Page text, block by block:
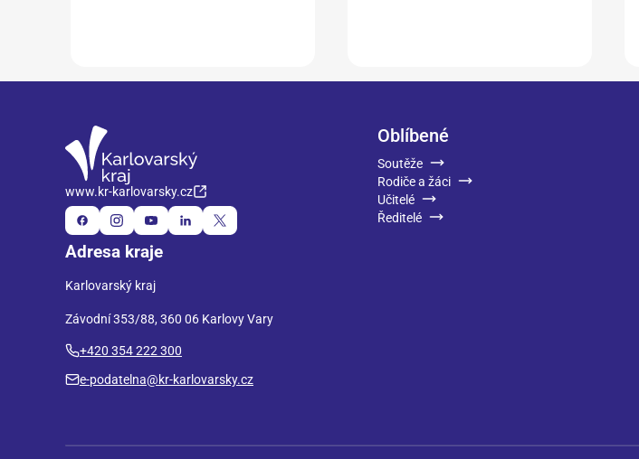
www.kr-karlovarsky.cz
Adresa kraje
Karlovarský kraj
Závodní 353/88, 360 06 Karlovy Vary
+420 354 222 300
e-podatelna@kr-karlovarsky.cz
Oblíbené
Soutěže
Rodiče a žáci
Učitelé
Ředitelé